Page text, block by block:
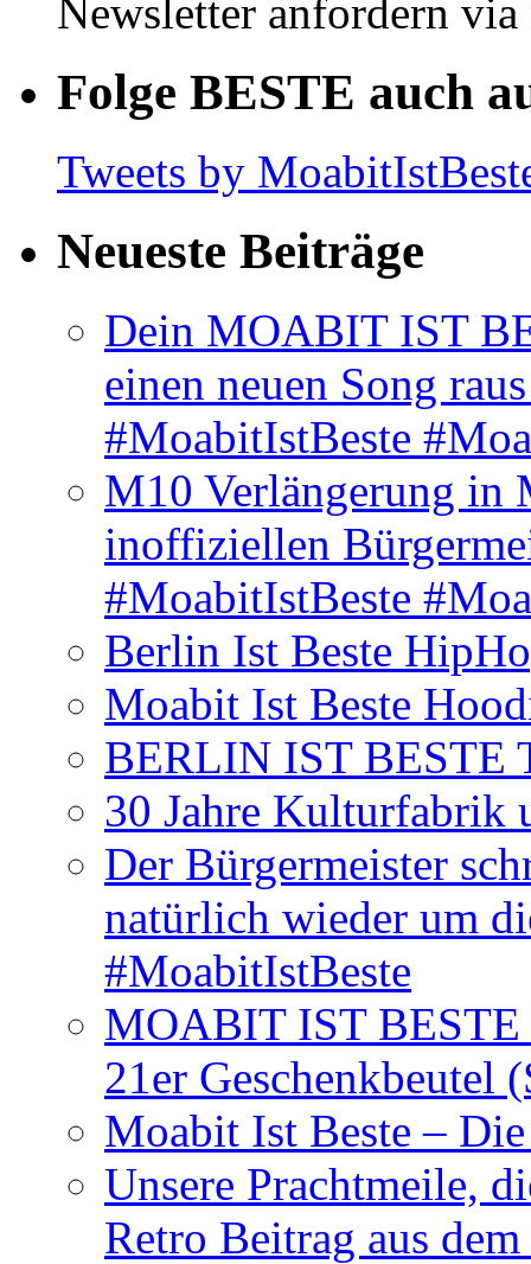
Newsletter anfordern
Folge BESTE auch
Tweets by
Neueste Beiträge
Dein MOABIT IST
einen neuen Song
#MoabitIstBeste
M10 Verlängerung in
inoffiziellen
#MoabitIstBeste
Berlin Ist Beste
Moabit Ist Beste
BERLIN IST BESTE
30 Jahre Kulturfabrik
Der Bürgermeister
natürlich wieder um
#MoabitIstBeste
MOABIT IST BESTE
21er Geschenkbeutel
Moabit Ist Beste –
Unsere Prachtmeile,
Retro Beitrag aus